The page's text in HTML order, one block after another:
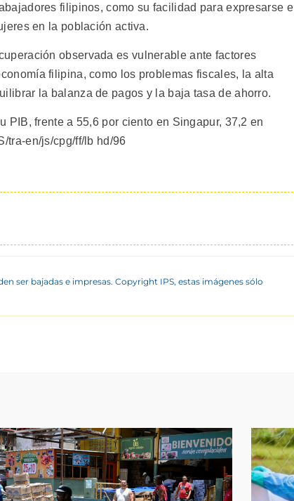
filipinos, como su facilidad para expresarse
en la población activa.
observada es vulnerable ante factores
filipina, como los problemas fiscales, la alta
la balanza de pagos y la baja tasa de ahorro.
PIB, frente a 55,6 por ciento en Singapur, 37,2 en
tra-en/js/cpg/ff/lb hd/96
ser bajadas e impresas. Copyright IPS, estas imágenes sólo